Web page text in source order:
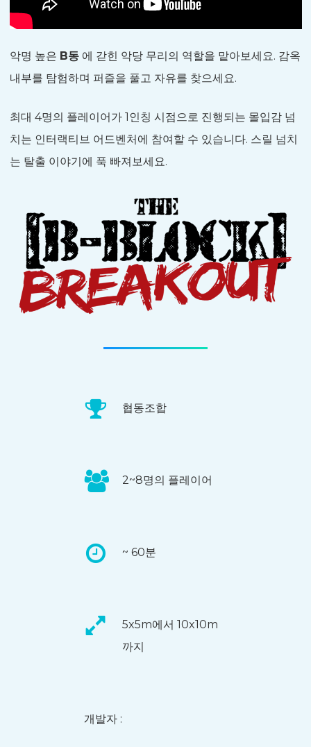
협동조합
2~8명의 플레이어
~ 60분
5x5m에서 10x10m
까지
개발자 :
악명 높은 B동에 갇힌 악당 무리의 역할을 맡아보세요. 감옥
내부를 탐험하며 퍼즐을 풀고 자유를 찾으세요.
최대 4명의 플레이어가 1인칭 시점으로 진행되는 몰입감 넘
치는 인터랙티브 어드벤처에 참여할 수 있습니다. 스릴 넘치
는 탈출 이야기에 푹 빠져보세요.